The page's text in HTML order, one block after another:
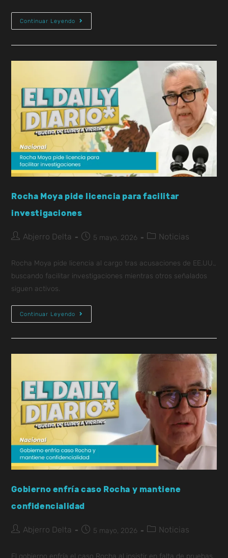
Continuar Leyendo
Rocha Moya pide licencia para facilitar
investigaciones
Abjerro Delta 5 mayo, 2026 Noticias
Rocha Moya pide licencia al cargo tras acusaciones de EE.UU.,
buscando facilitar investigaciones mientras otros señalados
siguen activos.
Continuar Leyendo
Gobierno enfría caso Rocha y mantiene
confidencialidad
Abjerro Delta 5 mayo, 2026 Noticias